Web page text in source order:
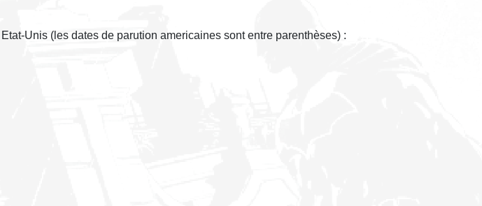
Unis (les dates de parution americaines sont entre parenthèses) :